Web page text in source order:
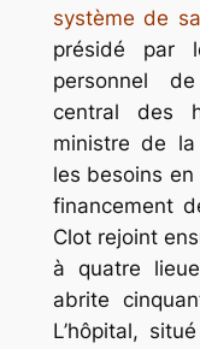
système de
présidé par
personnel
central des
ministre de la
les besoins
financement
Clot rejoint
à quatre
abrite
L’hôpital,